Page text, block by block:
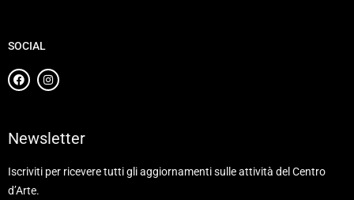
SOCIAL
Newsletter
Iscriviti per ricevere tutti gli aggiornamenti sulle attività del Centro
d’Arte.